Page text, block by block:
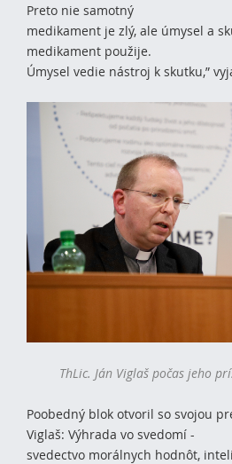
Preto nie samotný
medikament je zlý, ale úmysel a
medikament použije.
Úmysel vedie nástroj k skutku,”
ThLic. Ján Viglaš počas jeho
Poobedný blok otvoril so svojou
Viglaš: Výhrada vo svedomí -
svedectvo morálnych hodnôt,